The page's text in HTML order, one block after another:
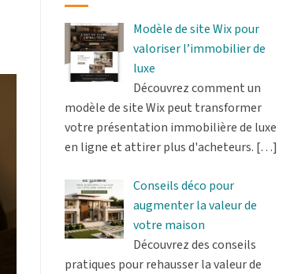
Modèle de site Wix pour
valoriser l’immobilier de
luxe
Découvrez comment un
modèle de site Wix peut transformer
votre présentation immobilière de luxe
en ligne et attirer plus d'acheteurs. […]
Conseils déco pour
augmenter la valeur de
votre maison
Découvrez des conseils
pratiques pour rehausser la valeur de